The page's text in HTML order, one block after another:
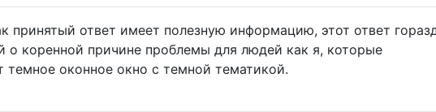
принятый ответ имеет полезную информацию, этот ответ
о коренной причине проблемы для людей как я, которые
темное оконное окно с темной тематикой.